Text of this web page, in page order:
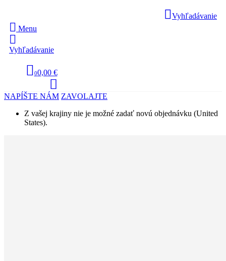
Vyhľadávanie
Menu
Vyhľadávanie
00,00 €
NAPÍŠTE NÁM ZAVOLAJTE
Z vašej krajiny nie je možné zadať novú objednávku (United
States).